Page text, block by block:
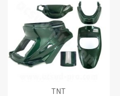
TNT